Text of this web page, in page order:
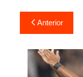
Navegação
de
Post
Anterior